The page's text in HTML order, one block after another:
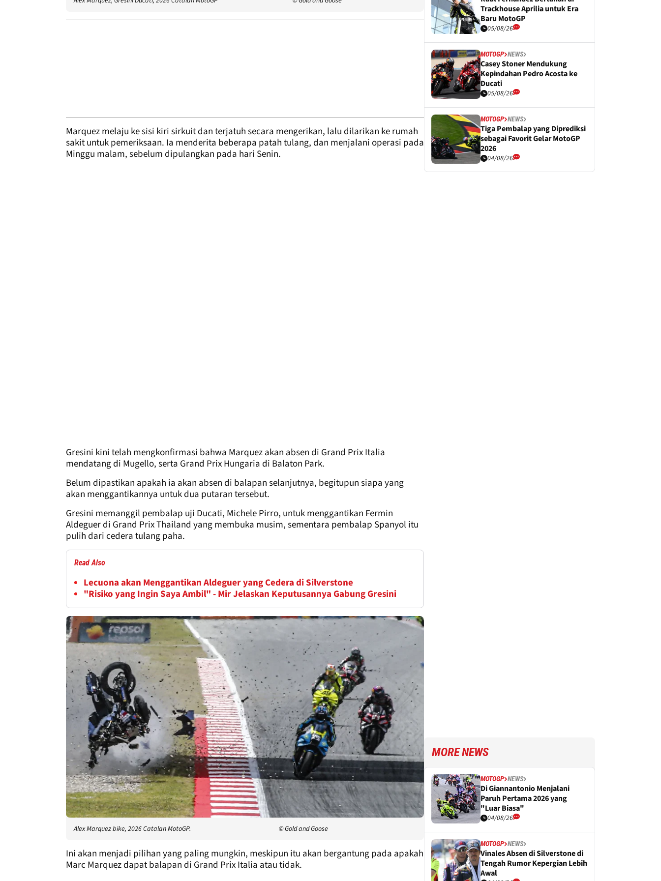
Marquez melaju ke sisi kiri sirkuit dan terjatuh secara mengerikan, lalu dilarikan ke rumah
sakit untuk pemeriksaan. Ia menderita beberapa patah tulang, dan menjalani operasi pada
Minggu malam, sebelum dipulangkan pada hari Senin.
Gresini kini telah mengkonfirmasi bahwa Marquez akan absen di Grand Prix Italia
mendatang di Mugello, serta Grand Prix Hungaria di Balaton Park.
Belum dipastikan apakah ia akan absen di balapan selanjutnya, begitupun siapa yang
akan menggantikannya untuk dua putaran tersebut.
Gresini memanggil pembalap uji Ducati, Michele Pirro, untuk menggantikan Fermin
Aldeguer di Grand Prix Thailand yang membuka musim, sementara pembalap Spanyol itu
pulih dari cedera tulang paha.
Read Also
Lecuona akan Menggantikan Aldeguer yang Cedera di Silverstone
"Risiko yang Ingin Saya Ambil" - Mir Jelaskan Keputusannya Gabung Gresini
Alex Marquez bike, 2026 Catalan MotoGP. © Gold and Goose
Ini akan menjadi pilihan yang paling mungkin, meskipun itu akan bergantung pada apakah
Marc Marquez dapat balapan di Grand Prix Italia atau tidak.
Trackhouse Aprilia untuk Era
Baru MotoGP
05/08/26
MOTOGP NEWS
Casey Stoner Mendukung
Kepindahan Pedro Acosta ke
Ducati
05/08/26
MOTOGP NEWS
Tiga Pembalap yang Diprediksi
sebagai Favorit Gelar MotoGP
2026
04/08/26
MORE NEWS
MOTOGP NEWS
Di Giannantonio Menjalani
Paruh Pertama 2026 yang
"Luar Biasa"
04/08/26
MOTOGP NEWS
Vinales Absen di Silverstone di
Tengah Rumor Kepergian Lebih
Awal